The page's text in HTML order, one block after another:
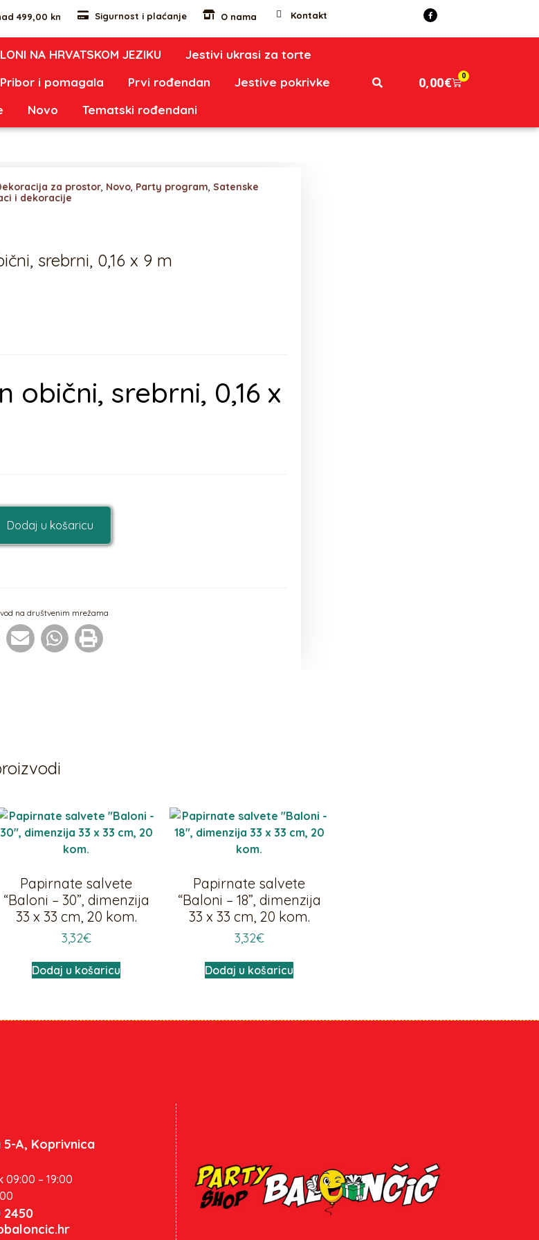
499,00 kn Sigurnost i plaćanje O nama Kontakt
NA HRVATSKOM JEZIKU
Jestivi ukrasi za torte
Pribor i pomagala Prvi rođendan
Jestive pokrivke
Novo Tematski rođendani
0,00€ 0
za prostor, Novo, Party program, Satenske
i dekoracije
srebrni, 0,16 x 9 m
obični, srebrni, 0,16 x
Dodaj u košaricu
na društvenim mrežama
Papirnate salvete
“Baloni – 30”, dimenzija
33 x 33 cm, 20 kom.
3,32€
Dodaj u košaricu
Papirnate salvete
“Baloni – 18”, dimenzija
33 x 33 cm, 20 kom.
3,32€
Dodaj u košaricu
A, Koprivnica
– 19:00
2450